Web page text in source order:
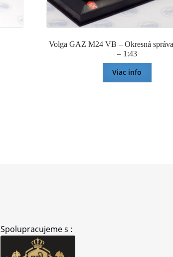
Volga GAZ M24 VB – Okresná
– 1:43
Viac info
Spolupracujeme s :